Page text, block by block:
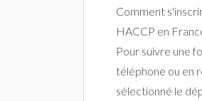
Comment
HACCP en
Pour suivre une
téléphone ou en
sélectionné le